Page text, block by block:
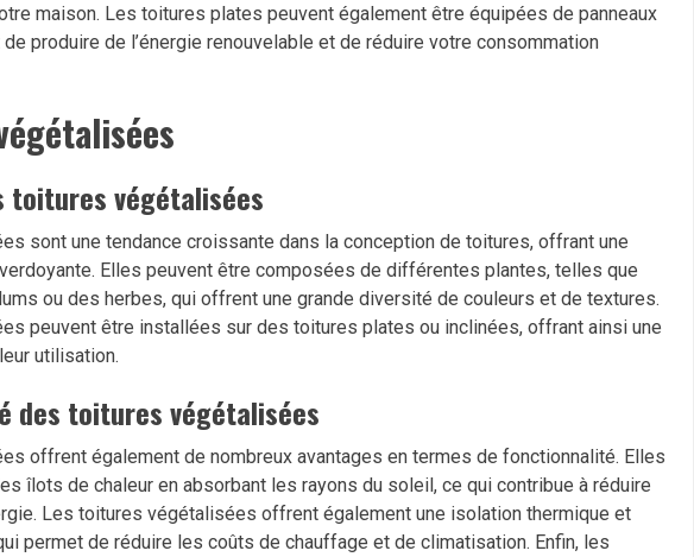
maison. Les toitures plates peuvent également être équipées de panneaux
produire de l’énergie renouvelable et de réduire votre consommation
toitures végétalisées
sont une tendance croissante dans la conception de toitures, offrant une
Elles peuvent être composées de différentes plantes, telles que
ou des herbes, qui offrent une grande diversité de couleurs et de textures.
peuvent être installées sur des toitures plates ou inclinées, offrant ainsi une
utilisation.
des toitures végétalisées
offrent également de nombreux avantages en termes de fonctionnalité. Elles
îlots de chaleur en absorbant les rayons du soleil, ce qui contribue à réduire
Les toitures végétalisées offrent également une isolation thermique et
permet de réduire les coûts de chauffage et de climatisation. Enfin, les